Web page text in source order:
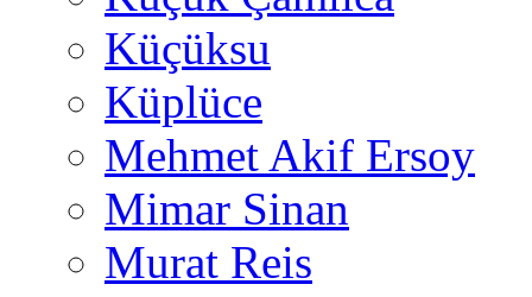
Küçüksu
Küplüce
Mehmet Akif Ersoy
Mimar Sinan
Murat Reis